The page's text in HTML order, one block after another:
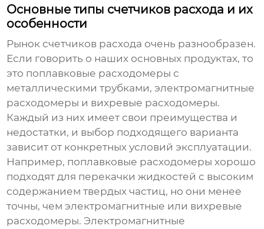
Основные типы счетчиков расхода и их
особенности
Рынок счетчиков расхода очень разнообразен.
Если говорить о наших основных продуктах, то
это поплавковые расходомеры с
металлическими трубками, электромагнитные
расходомеры и вихревые расходомеры.
Каждый из них имеет свои преимущества и
недостатки, и выбор подходящего варианта
зависит от конкретных условий эксплуатации.
Например, поплавковые расходомеры хорошо
подходят для перекачки жидкостей с высоким
содержанием твердых частиц, но они менее
точны, чем электромагнитные или вихревые
расходомеры. Электромагнитные